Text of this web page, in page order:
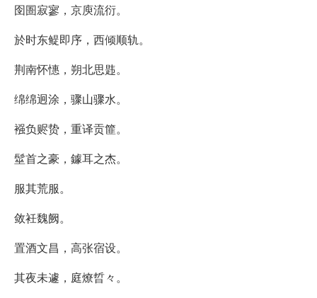
囹圄寂寥，京庾流衍。
於时东鳀即序，西倾顺轨。
荆南怀憓，朔北思韪。
绵绵迥涂，骤山骤水。
襁负赆贽，重译贡篚。
髽首之豪，鐻耳之杰。
服其荒服。
敛衽魏阙。
置酒文昌，高张宿设。
其夜未遽，庭燎晢々。